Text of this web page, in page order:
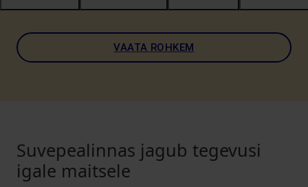
VAATA ROHKEM
Suvepealinnas jagub tegevusi
igale maitsele